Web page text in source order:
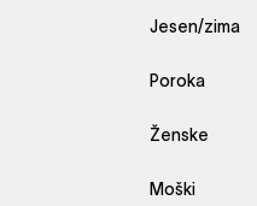
Jesen/zima
Poroka
Ženske
Moški